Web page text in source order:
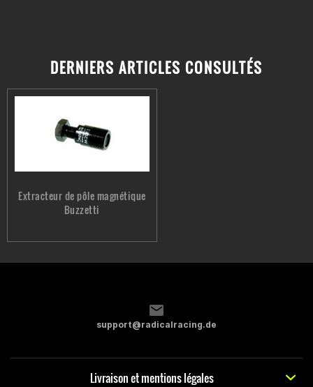
DERNIERS ARTICLES CONSULTÉS
Extracteur de pôle magnétique
Buzzetti
support@radicalracing.de
Livraison et mentions légales